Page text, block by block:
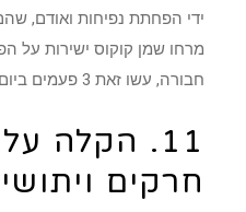
ידי הפחתת נפיחות ואודם,
מרחו שמן קוקוס ישירות על
חבורה, עשו זאת 3 פעמים ביום.
11. הקלה
חרקים